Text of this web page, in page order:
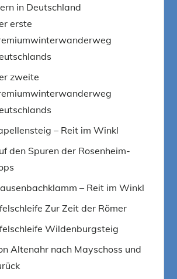
in Deutschland
erste
zweite
– Reit im Winkl
den Spuren der Rosenheim-
– Reit im Winkl
Zur Zeit der Römer
Wildenburgsteig
Altenahr nach Mayschoss und